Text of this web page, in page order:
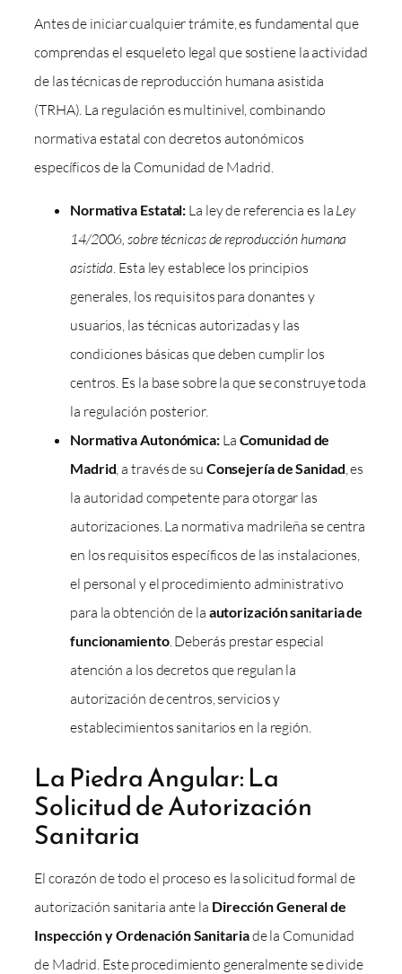
Antes de iniciar cualquier trámite, es fundamental que
comprendas el esqueleto legal que sostiene la actividad
de las técnicas de reproducción humana asistida
(TRHA). La regulación es multinivel, combinando
normativa estatal con decretos autonómicos
específicos de la Comunidad de Madrid.
Normativa Estatal: La ley de referencia es la Ley
14/2006, sobre técnicas de reproducción humana
asistida . Esta ley establece los principios
generales, los requisitos para donantes y
usuarios, las técnicas autorizadas y las
condiciones básicas que deben cumplir los
centros. Es la base sobre la que se construye toda
la regulación posterior.
Normativa Autonómica:La Comunidad de
Madrid , a través de su Consejería de Sanidad , es
la autoridad competente para otorgar las
autorizaciones. La normativa madrileña se centra
en los requisitos específicos de las instalaciones,
el personal y el procedimiento administrativo
para la obtención de la autorización sanitaria de
funcionamiento. Deberás prestar especial
atención a los decretos que regulan la
autorización de centros, servicios y
establecimientos sanitarios en la región.
La Piedra Angular: La
Solicitud de Autorización
Sanitaria
El corazón de todo el proceso es la solicitud formal de
autorización sanitaria ante la Dirección General de
Inspección y Ordenación Sanitariade la Comunidad
de Madrid. Este procedimiento generalmente se divide